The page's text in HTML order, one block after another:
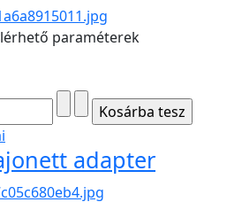
paraméterek
adapter